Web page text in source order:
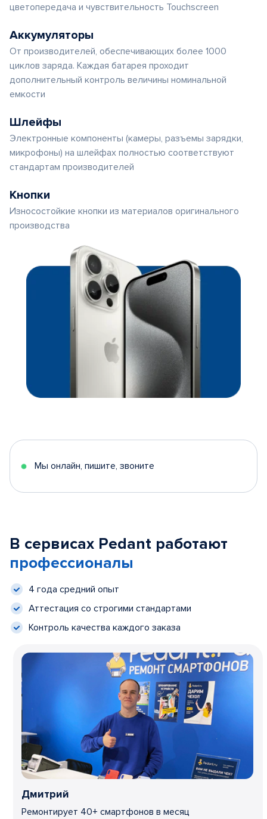
цветопередача и чувствительность Touchscreen
Аккумуляторы
От производителей, обеспечивающих более 1000
циклов заряда. Каждая батарея проходит
дополнительный контроль величины номинальной
емкости
Шлейфы
Электронные компоненты (камеры, разъемы зарядки,
микрофоны) на шлейфах полностью соответствуют
стандартам производителей
Кнопки
Износостойкие кнопки из материалов оригинального
производства
Мы онлайн, пишите, звоните
В сервисах Pedant работают
профессионалы
4 года средний опыт
Аттестация со строгими стандартами
Контроль качества каждого заказа
Дмитрий
Ремонтирует 40+ смартфонов в месяц